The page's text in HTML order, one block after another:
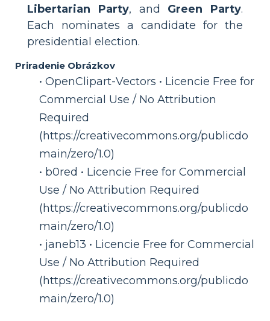
Libertarian Party, and Green Party.
Each nominates a candidate for the
presidential election.
Priradenie Obrázkov
• OpenClipart-Vectors • Licencie Free for
Commercial Use / No Attribution
Required
(https://creativecommons.org/publicdo
main/zero/1.0)
• b0red • Licencie Free for Commercial
Use / No Attribution Required
(https://creativecommons.org/publicdo
main/zero/1.0)
• janeb13 • Licencie Free for Commercial
Use / No Attribution Required
(https://creativecommons.org/publicdo
main/zero/1.0)